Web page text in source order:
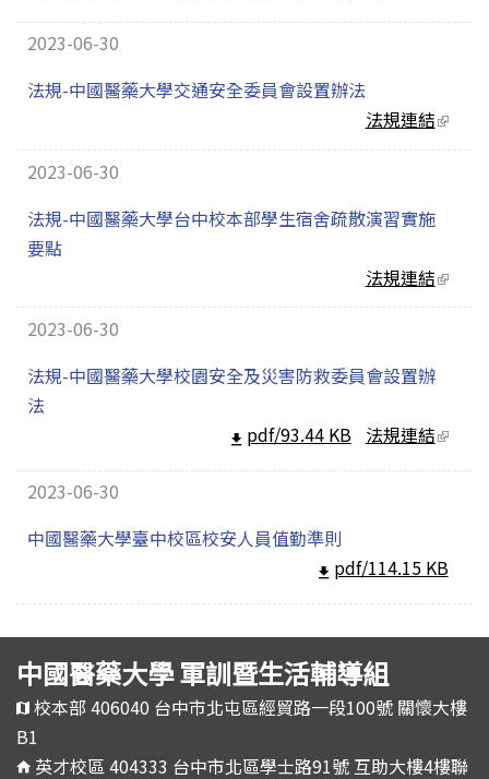
2023-06-30
法規-中國醫藥大學交通安全委員會設置辦法
法規連結
2023-06-30
法規-中國醫藥大學台中校本部學生宿舍疏散演習實施
要點
法規連結
2023-06-30
法規-中國醫藥大學校園安全及災害防救委員會設置辦
法
法規連結
pdf/93.44 KB
2023-06-30
中國醫藥大學臺中校區校安人員值勤準則
pdf/114.15 KB
中國醫藥大學 軍訓暨生活輔導組
校本部 406040 台中市北屯區經貿路一段100號 關懷大樓
B1
英才校區 404333 台中市北區學士路91號 互助大樓4樓聯